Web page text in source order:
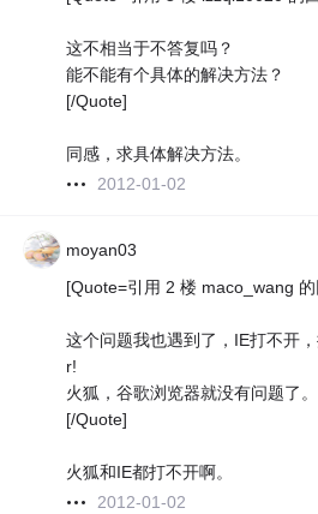
这不相当于不答复吗？
能不能有个具体的解决方法？
[/Quote]
同感，求具体解决方法。
2012-01-02
moyan03
[Quote=引用 2 楼 maco_wang
这个问题我也遇到了，IE打不开
r!
火狐，谷歌浏览器就没有问题了。
[/Quote]
火狐和IE都打不开啊。
2012-01-02